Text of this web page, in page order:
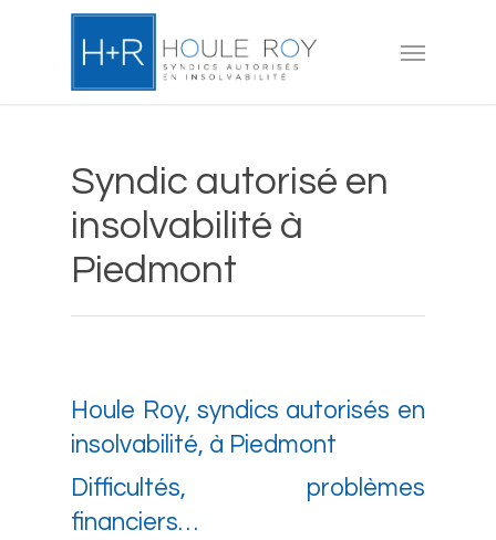
Menu
Syndic autorisé en
insolvabilité à
Piedmont
Houle Roy, syndics autorisés en
insolvabilité, à Piedmont
Difficultés, problèmes
financiers…